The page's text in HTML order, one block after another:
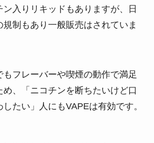
入りリキッドもありますが、日
制もあり一般販売はされていま
もフレーバーや喫煙の動作で満足
め、「ニコチンを断ちたいけど口
たい」人にもVAPEは有効です。